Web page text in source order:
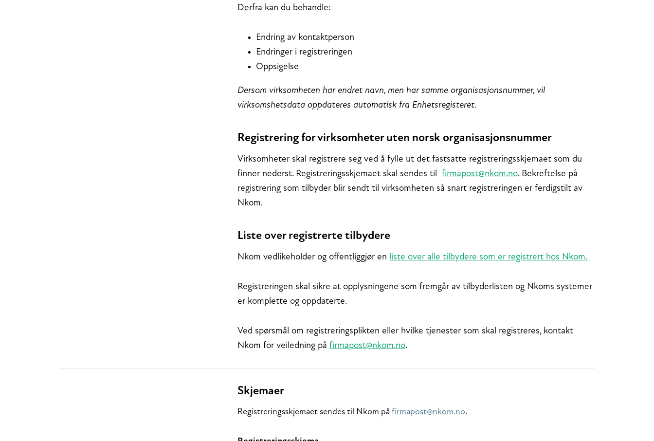
Derfra kan du behandle:
Endring av kontaktperson
Endringer i registreringen
Oppsigelse
Dersom virksomheten har endret navn, men har samme organisasjonsnummer, vil
virksomshetsdata oppdateres automatisk fra Enhetsregisteret.
Registrering for virksomheter uten norsk organisasjonsnummer
Virksomheter skal registrere seg ved å fylle ut det fastsatte registreringsskjemaet som du
finner nederst. Registreringsskjemaet skal sendes tilfirmapost@nkom.no. Bekreftelse på
registrering som tilbyder blir sendt til virksomheten så snart registreringen er ferdigstilt av
Nkom.
Liste over registrerte tilbydere
Nkom vedlikeholder og offentliggjør en liste over alle tilbydere som er registrert hos Nkom.
Registreringen skal sikre at opplysningene som fremgår av tilbyderlisten og Nkoms systemer
er komplette og oppdaterte.
Ved spørsmål om registreringsplikten eller hvilke tjenester som skal registreres, kontakt
Nkom for veiledning påfirmapost@nkom.no.
Relaterte
Skjemaer
Registreringsskjemaet sendes til Nkom påfirmapost@nkom.no.